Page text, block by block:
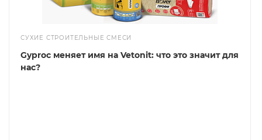
СУХИЕ СТРОИТЕЛЬНЫЕ СМЕСИ
Gyproc меняет имя на Vetonit: что это значит для
нас?